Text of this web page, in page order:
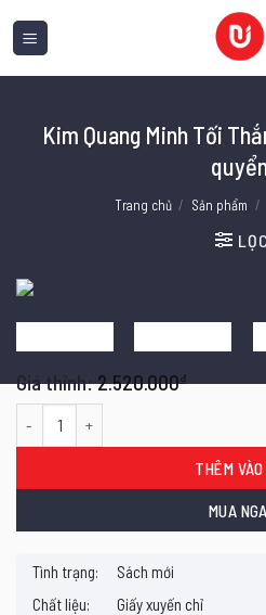
qua
Kim Quang Minh Tối
Trang chủ / Sản phẩm /
LỌC
2.520.000₫
THÊM VÀO
MUA
Tình trạng:
Sách mới
Chất liệu:
Giấy xuyến chỉ